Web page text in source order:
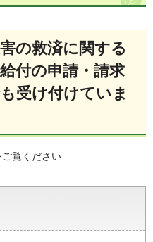
の救済に関する
付の申請・請求
受け付けていま
ご覧ください